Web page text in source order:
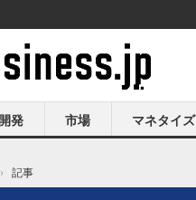
発 市場 マネタイズ
› 記事